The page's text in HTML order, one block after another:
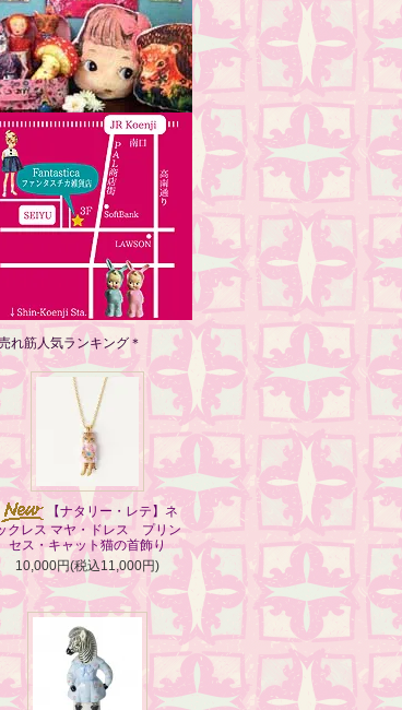
れ筋人気ランキング＊
【ナタリー・レテ】ネ
クレス マヤ・ドレス プリン
セス・キャット猫の首飾り
10,000円(税込11,000円)